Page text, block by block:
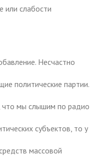
или слабости
Несчастно
политические партии.
что мы слышим по радио
субъектов, то у
массовой